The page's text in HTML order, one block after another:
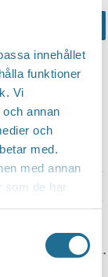
innehållet
funktioner
Vi
annan
och
med.
med annan
som de har
Google
that the
and not
correct.